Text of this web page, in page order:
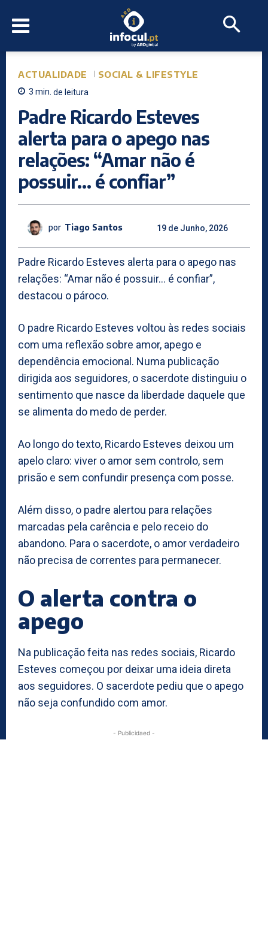
ACTUALIDADE SOCIAL & LIFESTYLE
3 min. de leitura
Padre Ricardo Esteves
alerta para o apego nas
relações: “Amar não é
possuir… é confiar”
por Tiago Santos 19 de Junho, 2026
Padre Ricardo Esteves alerta para o apego nas
relações: “Amar não é possuir… é confiar”,
destacou o pároco.
O padre Ricardo Esteves voltou às redes sociais
com uma reflexão sobre amor, apego e
dependência emocional. Numa publicação
dirigida aos seguidores, o sacerdote distinguiu o
sentimento que nasce da liberdade daquele que
se alimenta do medo de perder.
Ao longo do texto, Ricardo Esteves deixou um
apelo claro: viver o amor sem controlo, sem
prisão e sem confundir presença com posse.
Além disso, o padre alertou para relações
marcadas pela carência e pelo receio do
abandono. Para o sacerdote, o amor verdadeiro
não precisa de correntes para permanecer.
O alerta contra o
apego
Na publicação feita nas redes sociais, Ricardo
Esteves começou por deixar uma ideia direta
aos seguidores. O sacerdote pediu que o apego
não seja confundido com amor.
- Publicidaed -